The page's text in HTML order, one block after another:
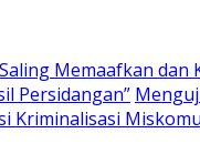
Memaafkan dan
Persidangan”
Kriminalisasi